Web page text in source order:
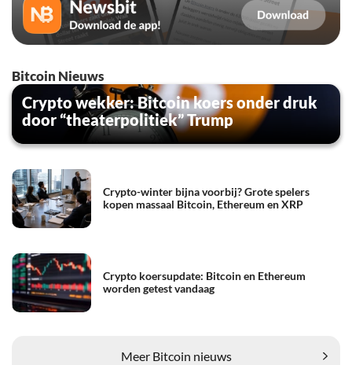
Bitcoin Nieuws
Crypto wekker: Bitcoin koers onder druk
door “theaterpolitiek” Trump
Crypto-winter bijna voorbij? Grote spelers
kopen massaal Bitcoin, Ethereum en XRP
Crypto koersupdate: Bitcoin en Ethereum
worden getest vandaag
Meer Bitcoin nieuws